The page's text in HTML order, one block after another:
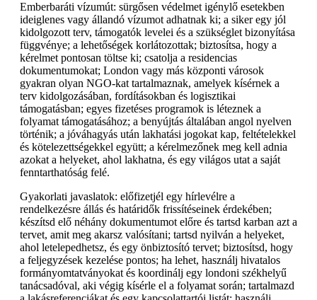
Emberbaráti vízumút: sürgősen védelmet igénylő esetekben
ideiglenes vagy állandó vízumot adhatnak ki; a siker egy jól
kidolgozott terv, támogatók levelei és a szükséglet bizonyítása
függvénye; a lehetőségek korlátozottak; biztosítsa, hogy a
kérelmet pontosan töltse ki; csatolja a residencias
dokumentumokat; London vagy más központi városok
gyakran olyan NGO-kat tartalmaznak, amelyek kísérnek a
terv kidolgozásában, fordításokban és logisztikai
támogatásban; egyes fizetéses programok is léteznek a
folyamat támogatásához; a benyújtás általában angol nyelven
történik; a jóváhagyás után lakhatási jogokat kap, feltételekkel
és kötelezettségekkel együtt; a kérelmezőnek meg kell adnia
azokat a helyeket, ahol lakhatna, és egy világos utat a saját
fenntarthatóság felé.
Gyakorlati javaslatok: előfizetjél egy hírlevélre a
rendelkezésre állás és határidők frissítéseinek érdekében;
készítsd elő néhány dokumentumot előre és tartsd karban azt a
tervet, amit meg akarsz valósítani; tartsd nyilván a helyeket,
ahol letelepedhetsz, és egy önbiztosító tervet; biztosítsd, hogy
a feljegyzések kezelése pontos; ha lehet, használj hivatalos
formányomtatványokat és koordinálj egy londoni székhelyű
tanácsadóval, aki végig kísérle el a folyamat során; tartalmazd